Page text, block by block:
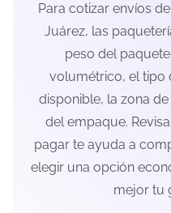
Para cotizar envíos
Juárez, las
peso del
volumétrico, el tipo
disponible, la zona
del empaque.
pagar te ayuda a
elegir una opción
mejor tu